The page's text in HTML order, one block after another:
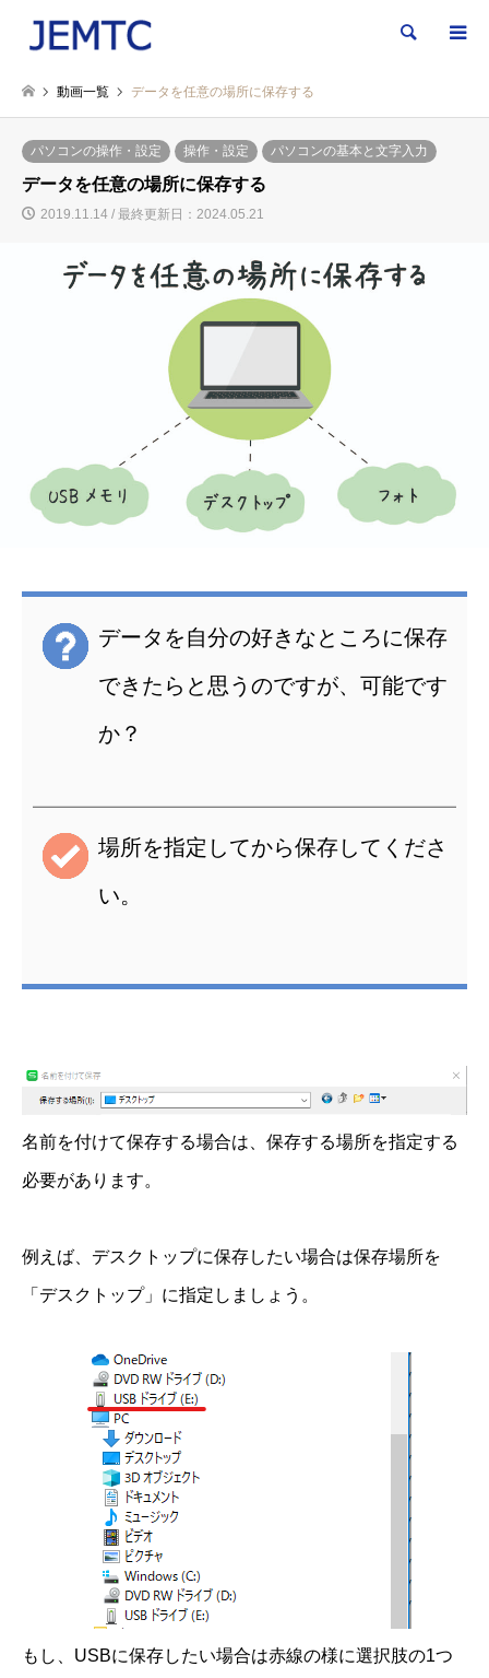
検索
動画一覧 データを任意の場所に保存する
パソコンの操作・設定 操作・設定 パソコンの基本と文字入力
データを任意の場所に保存する
2019.11.14 / 最終更新日：2024.05.21
データを自分の好きなところに保存
できたらと思うのですが、可能です
か？
場所を指定してから保存してくださ
い。
名前を付けて保存する場合は、保存する場所を指定する
必要があります。
例えば、デスクトップに保存したい場合は保存場所を
「デスクトップ」に指定しましょう。
もし、USBに保存したい場合は赤線の様に選択肢の1つ